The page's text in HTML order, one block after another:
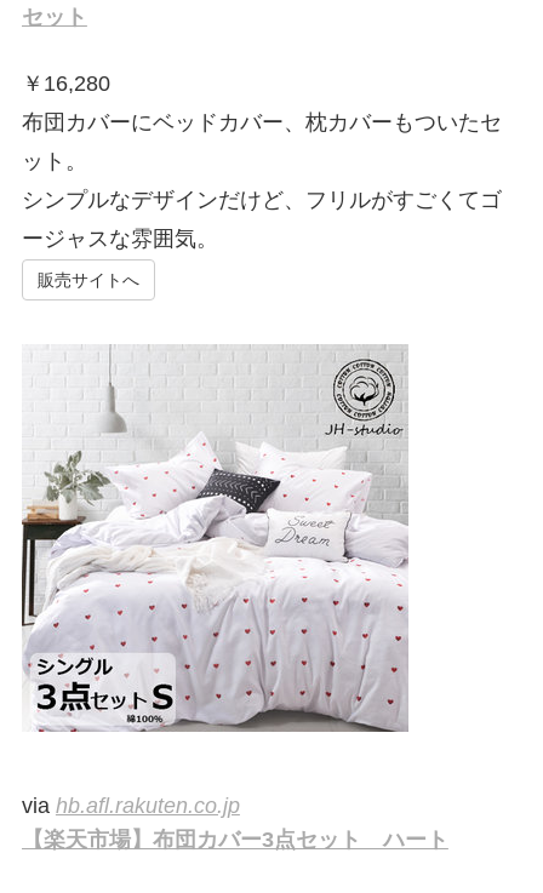
セット
￥ 16,280
布団カバーにベッドカバー、枕カバーもついたセ
ット。
シンプルなデザインだけど、フリルがすごくてゴ
ージャスな雰囲気。
販売サイトへ
via hb.afl.rakuten.co.jp
【楽天市場】布団カバー3点セット ハート